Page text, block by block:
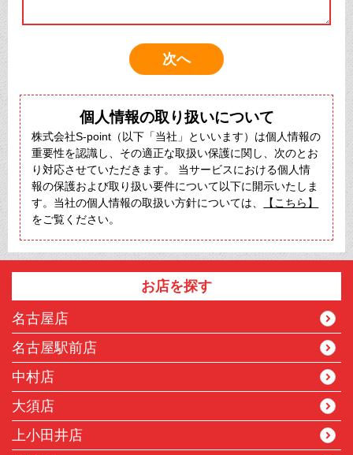
個人情報の取り扱いについて
株式会社S-point（以下「当社」といいます）は個人情報の
重要性を認識し、その適正な取扱い保護に関し、次のとお
り対応させていただきます。 当サービスにおける個人情
報の保護および取り扱い要件について以下に開示いたしま
す。当社の個人情報の取扱い方針については、
【こちら】
をご覧ください。
お店を探す
名古屋店
名古屋駅前店
中村店
大須店
上小田井店